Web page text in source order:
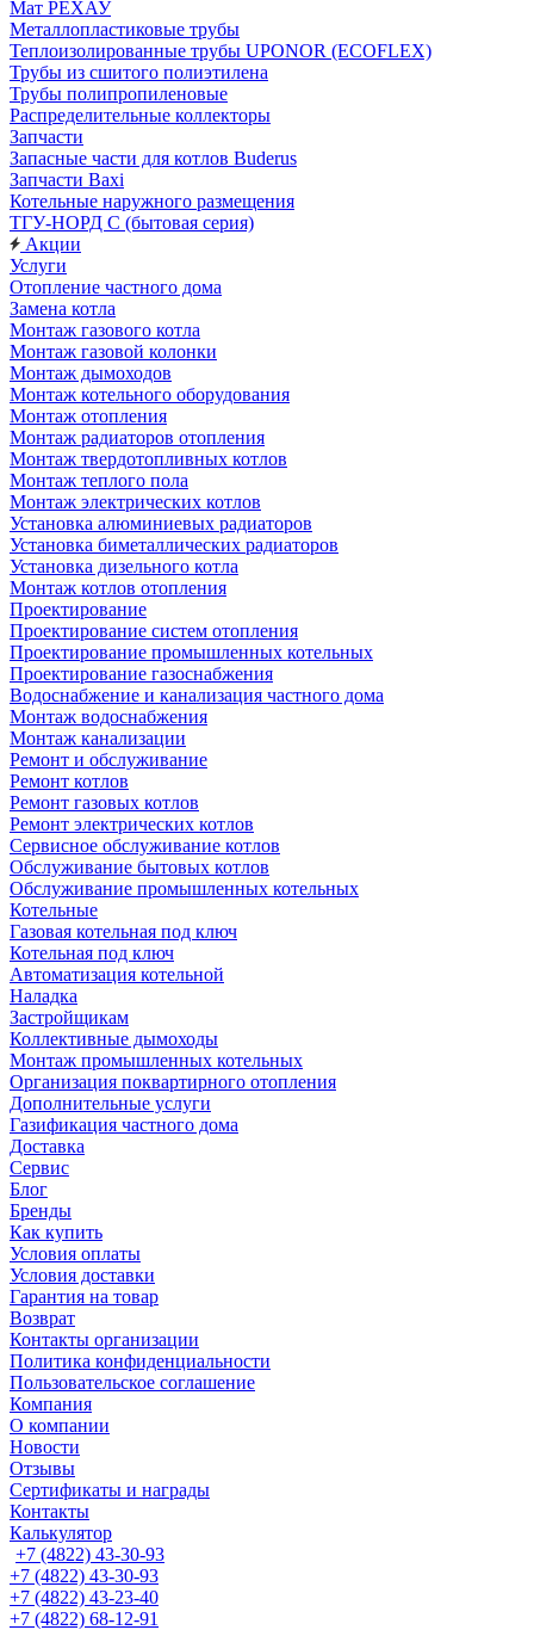
Мат РЕХАУ
Металлопластиковые трубы
Теплоизолированные трубы UPONOR (ECOFLEX)
Трубы из сшитого полиэтилена
Трубы полипропиленовые
Распределительные коллекторы
Запчасти
Запасные части для котлов Buderus
Запчасти Baxi
Котельные наружного размещения
ТГУ-НОРД С (бытовая серия)
Акции
Услуги
Отопление частного дома
Замена котла
Монтаж газового котла
Монтаж газовой колонки
Монтаж дымоходов
Монтаж котельного оборудования
Монтаж отопления
Монтаж радиаторов отопления
Монтаж твердотопливных котлов
Монтаж теплого пола
Монтаж электрических котлов
Установка алюминиевых радиаторов
Установка биметаллических радиаторов
Установка дизельного котла
Монтаж котлов отопления
Проектирование
Проектирование систем отопления
Проектирование промышленных котельных
Проектирование газоснабжения
Водоснабжение и канализация частного дома
Монтаж водоснабжения
Монтаж канализации
Ремонт и обслуживание
Ремонт котлов
Ремонт газовых котлов
Ремонт электрических котлов
Сервисное обслуживание котлов
Обслуживание бытовых котлов
Обслуживание промышленных котельных
Котельные
Газовая котельная под ключ
Котельная под ключ
Автоматизация котельной
Наладка
Застройщикам
Коллективные дымоходы
Монтаж промышленных котельных
Организация поквартирного отопления
Дополнительные услуги
Газификация частного дома
Доставка
Сервис
Блог
Бренды
Как купить
Условия оплаты
Условия доставки
Гарантия на товар
Возврат
Контакты организации
Политика конфиденциальности
Пользовательское соглашение
Компания
О компании
Новости
Отзывы
Сертификаты и награды
Контакты
Калькулятор
+7 (4822) 43-30-93
+7 (4822) 43-30-93
+7 (4822) 43-23-40
+7 (4822) 68-12-91